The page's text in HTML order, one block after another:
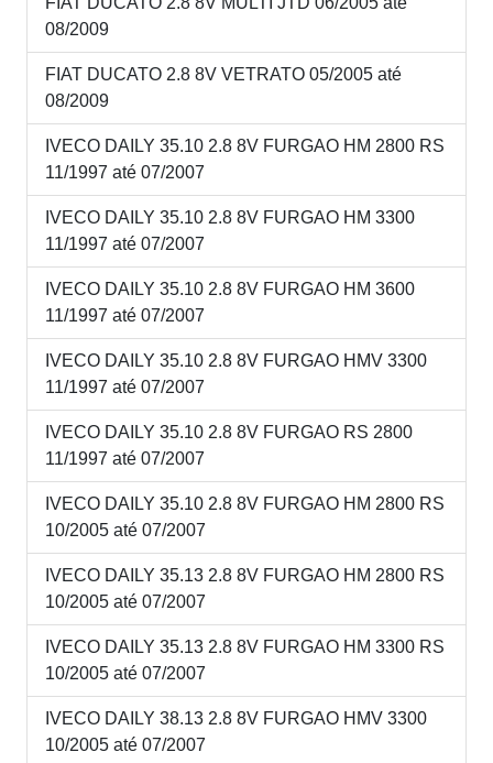
08/2009
FIAT DUCATO 2.8 8V VETRATO 05/2005 até
08/2009
IVECO DAILY 35.10 2.8 8V FURGAO HM 2800 RS
11/1997 até 07/2007
IVECO DAILY 35.10 2.8 8V FURGAO HM 3300
11/1997 até 07/2007
IVECO DAILY 35.10 2.8 8V FURGAO HM 3600
11/1997 até 07/2007
IVECO DAILY 35.10 2.8 8V FURGAO HMV 3300
11/1997 até 07/2007
IVECO DAILY 35.10 2.8 8V FURGAO RS 2800
11/1997 até 07/2007
IVECO DAILY 35.10 2.8 8V FURGAO HM 2800 RS
10/2005 até 07/2007
IVECO DAILY 35.13 2.8 8V FURGAO HM 2800 RS
10/2005 até 07/2007
IVECO DAILY 35.13 2.8 8V FURGAO HM 3300 RS
10/2005 até 07/2007
IVECO DAILY 38.13 2.8 8V FURGAO HMV 3300
10/2005 até 07/2007